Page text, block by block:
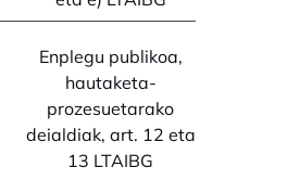
Enplegu publikoa,
hautaketa-
prozesuetarako
deialdiak, art. 12 eta
13 LTAIBG